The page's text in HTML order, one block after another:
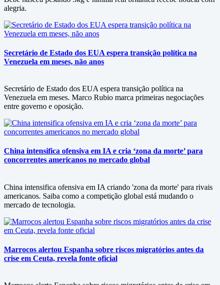
alegria.
Secretário de Estado dos EUA espera transição política na
Venezuela em meses, não anos
Secretário de Estado dos EUA espera transição política na
Venezuela em meses. Marco Rubio marca primeiras negociações
entre governo e oposição.
China intensifica ofensiva em IA e cria ‘zona da morte’ para
concorrentes americanos no mercado global
China intensifica ofensiva em IA criando 'zona da morte' para rivais
americanos. Saiba como a competição global está mudando o
mercado de tecnologia.
Marrocos alertou Espanha sobre riscos migratórios antes da
crise em Ceuta, revela fonte oficial